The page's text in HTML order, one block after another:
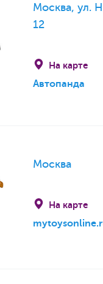
Москва, ул.
12
На карте
Автопанда
Москва
На карте